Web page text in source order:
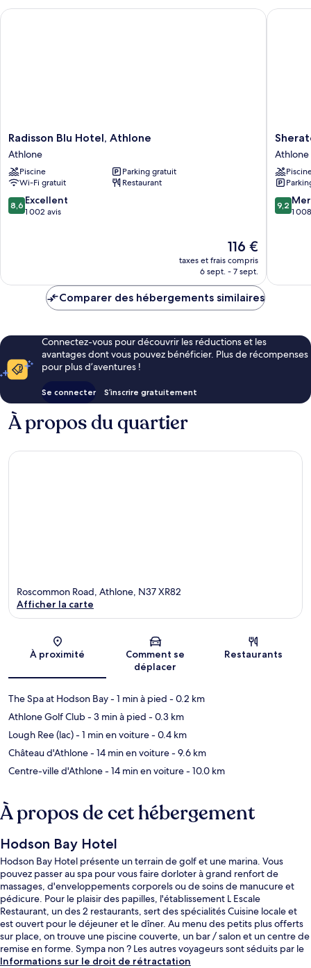
Chambre
Radisson
Blu
Hotel,
Athlone
Athlone
Radisson Blu Hotel, Athlone
Athlone
Piscine
Parking gratuit
Wi-Fi gratuit
Restaurant
8.6
sur
8,6 Excellent
1 002 avis
Le
nouveau
prix
de
116 €
taxes et frais compris
6 sept. - 7 sept.
Radisson Blu Hotel, Athlone
Athlone
Hotel
Athlone
Athlone
9.2
sur
9,2
1
Comparer des hébergements similaires
Connectez-vous pour découvrir les réductions et les
avantages dont vous pouvez bénéficier. Plus de récompenses
pour plus d’aventures !
Se connecter S’inscrire gratuitement
À propos du quartier
Carte
Roscommon Road, Athlone, N37 XR82
Afficher la carte
À proximité
Comment se
déplacer
Restaurants
The Spa at Hodson Bay- 1 min à pied - 0.2 km
Athlone Golf Club- 3 min à pied - 0.3 km
Lough Ree (lac)- 1 min en voiture- 0.4 km
Château d'Athlone- 14 min en voiture- 9.6 km
Centre-ville d'Athlone- 14 min en voiture- 10.0 km
À propos de cet hébergement
Hodson Bay Hotel
Hodson Bay Hotel présente un terrain de golf et une marina. Vous
pouvez passer au spa pour vous faire dorloter à grand renfort de
massages, d'enveloppements corporels ou de soins de manucure et
pédicure. Pour le plaisir des papilles, l'établissement L Escale
Restaurant, un des 2 restaurants, sert des spécialités Cuisine locale et
est ouvert pour le déjeuner et le dîner. Au menu des petits plus offerts
sur place, on trouve une piscine couverte, un bar / salon et un centre de
remise en forme. Sympa non ? Les autres voyageurs sont séduits par le
personnel attentionné et la présentation générale.
Informations sur le droit de rétractation